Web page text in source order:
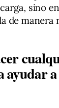
sino
de manera
a